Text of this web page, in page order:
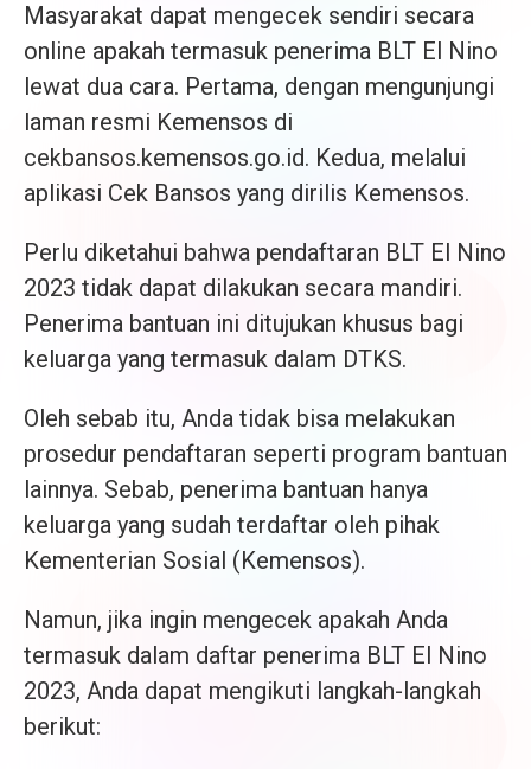
Masyarakat dapat mengecek sendiri secara
online apakah termasuk penerima BLT El Nino
lewat dua cara. Pertama, dengan mengunjungi
laman resmi Kemensos di
cekbansos.kemensos.go.id. Kedua, melalui
aplikasi Cek Bansos yang dirilis Kemensos.
Perlu diketahui bahwa pendaftaran BLT El Nino
2023 tidak dapat dilakukan secara mandiri.
Penerima bantuan ini ditujukan khusus bagi
keluarga yang termasuk dalam DTKS.
Oleh sebab itu, Anda tidak bisa melakukan
prosedur pendaftaran seperti program bantuan
lainnya. Sebab, penerima bantuan hanya
keluarga yang sudah terdaftar oleh pihak
Kementerian Sosial (Kemensos).
Namun, jika ingin mengecek apakah Anda
termasuk dalam daftar penerima BLT El Nino
2023, Anda dapat mengikuti langkah-langkah
berikut: